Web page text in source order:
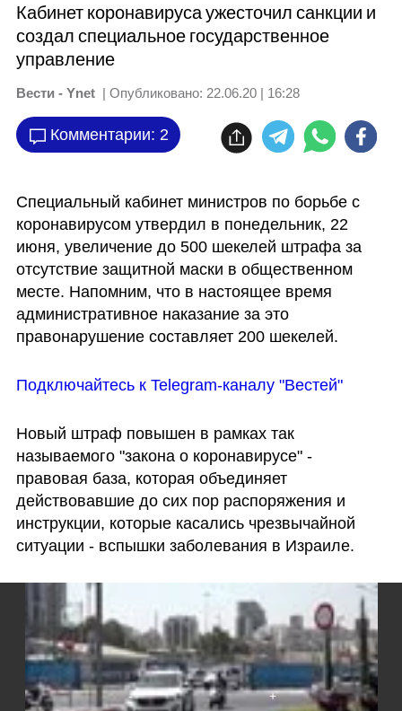
Кабинет коронавируса ужесточил санкции и
создал специальное государственное
управление
Вести - Ynet | Опубликовано: 22.06.20 | 16:28
Комментарии: 2
Специальный кабинет министров по борьбе с
коронавирусом утвердил в понедельник, 22
июня, увеличение до 500 шекелей штрафа за
отсутствие защитной маски в общественном
месте. Напомним, что в настоящее время
административное наказание за это
правонарушение составляет 200 шекелей.
Подключайтесь к Telegram-каналу "Вестей"
Новый штраф повышен в рамках так
называемого "закона о коронавирусе" -
правовая база, которая объединяет
действовавшие до сих пор распоряжения и
инструкции, которые касались чрезвычайной
ситуации - вспышки заболевания в Израиле.